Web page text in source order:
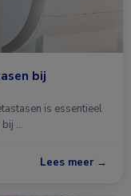
bij
is essentieel
bij …
Lees meer →